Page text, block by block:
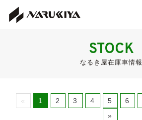
STOCK
なるき屋在庫車情報
« 1 2 3 4 5 6
»